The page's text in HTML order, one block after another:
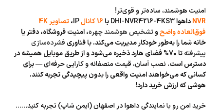
امنیت هوشمند، ساده‌تر و قوی‌تر!
NVRداهواDHI-NVR4216-4KS3با16 کانال ،
تصاویر 4K
فوق‌العاده واضحوتشخیص هوشمند چهره، امنیت فروشگاه، دفتر یا
خانه شما را به‌طور خودکار مدیریت می‌کند. با فناوری فشرده‌سازی
پیشرفته
تا 70% فضای هارد ذخیره می‌شود و از طریق موبایل همیشه در
دسترس است. نصب آسان، قیمت منصفانه و کارایی حرفه‌ای— برای
کسانی که می‌خواهند امنیت واقعی را بدون پیچیدگی تجربه کنند.
هوشی که ارزش خرید دارد!
خرید امن رو با نمایندگی داهوا در اصفهان (ایمن شاپ) تجربه کنید……